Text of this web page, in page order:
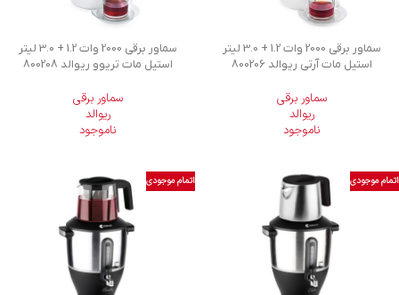
سماور برقی 2000 وات 1.2 + 3.0 لیتر
استیل مات آرتی ریوالد 800206
سماور برقی
ریوالد
ناموجود
سماور برقی 2000 وات 1.2 + 3.0 لیتر
استیل مات تریوو ریوالد 800208
سماور برقی
ریوالد
ناموجود
اتمام موجودی اتمام موجودی